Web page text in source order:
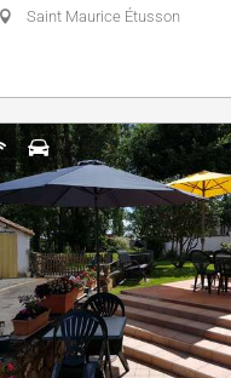
Saint Maurice Étusson